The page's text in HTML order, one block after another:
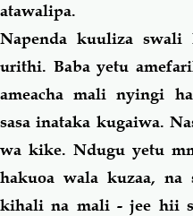
Fataawa Za Ulamaa
Akhlaaq-Aadaab
Familia-Jamii
Chemsha Bongo
atawalipa.
Napenda kuuliza
urithi. Baba yetu
ameachamali nyingi
sasa inataka kugaiwa.
wa kike. Ndugu yetu
hakuoa wala kuzaa, na
kihali na mali- jee hii